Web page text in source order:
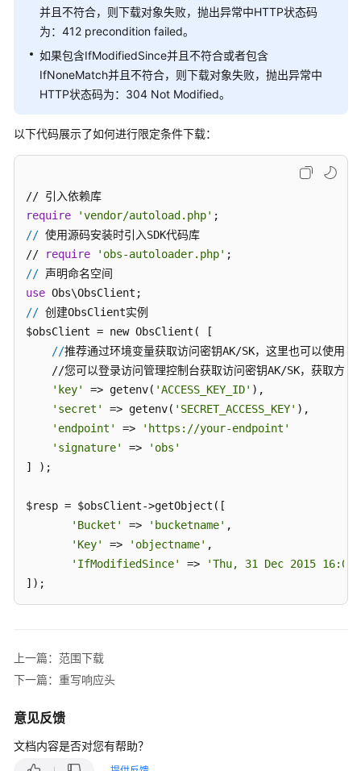
序
快
速
入
门
桶
相
关
接
口
对
象
相
对
础
操
作
下
载
并且不符合，则下载对象失败，抛出异常中HTTP状态码
为：412 precondition failed。
如果包含IfModifiedSince并且不符合或者包含
IfNoneMatch并且不符合，则下载对象失败，抛出异常中
HTTP状态码为：304 Not Modified。
以下代码展示了如何进行限定条件下载：
require
'vendor/autoload.php'
// 使用源码安装时引入SDK代码库
//
require 'obs-autoloader.php'
//
use
// 创建ObsClient实例
$obsClient = new ObsClient( [
//推荐通过环境变量获取访问密钥AK/SK，这里也可以使用
//您可以登录访问管理控制台获取访问密钥AK/SK，获取方
'key'
=> getenv( 'ACCESS_KEY_ID' ),
'secret'
=> getenv( 'SECRET_ACCESS_KEY' ),
'endpoint'
=>
'https://your-endpoint'
'signature'
=>
'obs'
] );
$resp = $obsClient->getObject([
'Bucket'
=> 'bucketname' ,
'Key'
=> 'objectname' ,
'IfModifiedSince'
=>
'Thu, 31 Dec 2015
]);
echo $resp['Body'
上一篇：范围下载
下一篇：重写响应头
意见反馈
文档内容是否对您有帮助？